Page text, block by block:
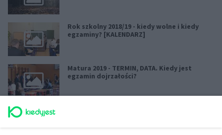
Rok szkolny 2018/19 - kiedy wolne i kiedy
egzaminy? [KALENDARZ]
Matura 2019 - TERMIN, DATA. Kiedy jest
egzamin dojrzałości?